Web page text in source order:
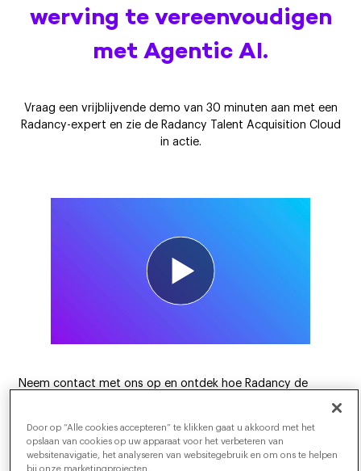
werving te vereenvoudigen
met Agentic AI.
Vraag een vrijblijvende demo van 30 minuten aan met een
Radancy-expert en zie de Radancy Talent Acquisition Cloud
in actie.
Neem contact met ons op en ontdek hoe Radancy de
toekomst van talentacquisitie biedt met ons AI-platform –
maximaliseren en het personeelsbestand van morgen op te
bouwen. Ontdek hoe wij je kunnen helpen:
Door op “Alle cookies accepteren” te klikken gaat u akkoord met het
opslaan van cookies op uw apparaat voor het verbeteren van
websitenavigatie, het analyseren van websitegebruik en om ons te helpen